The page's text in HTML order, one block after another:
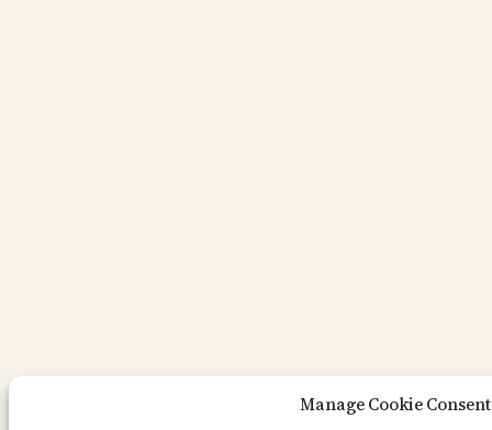
Manage Cookie Consent